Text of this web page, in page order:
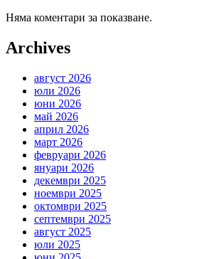
Няма коментари за показване.
Archives
август 2026
юли 2026
юни 2026
май 2026
април 2026
март 2026
февруари 2026
януари 2026
декември 2025
ноември 2025
октомври 2025
септември 2025
август 2025
юли 2025